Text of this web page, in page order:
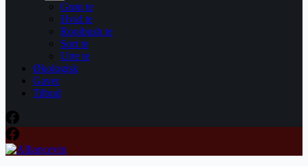
Grøn te
Hvid te
Rooibush te
Sort te
Urte te
Økologisk
Gaver
Tilbud